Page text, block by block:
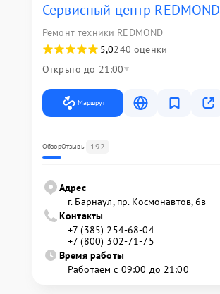
Сервисный центр REDMOND
Ремонт техники REDMOND
5,0240 оценки
Открыто до 21:00
Маршрут
ОбзорОтзывы 192
Адрес
г. Барнаул, ​пр. Космонавтов, 6в
Контакты
+7 (385) 254-68-04
+7 (800) 302-71-75
Время работы
Работаем с 09:00 до 21:00